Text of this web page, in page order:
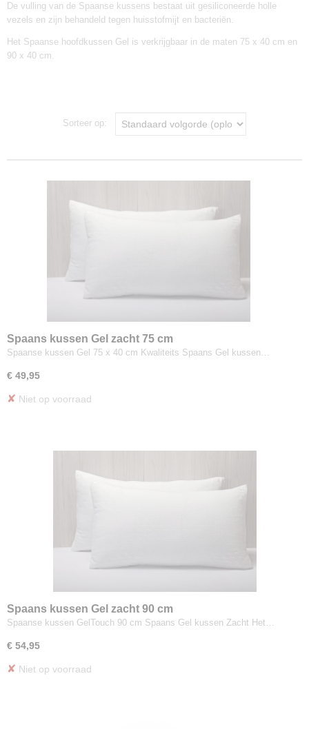
De vulling van de Spaanse kussens bestaat uit gesiliconeerde holle
vezels en zijn behandeld tegen huisstofmijt en bacteriën.
Het Spaanse hoofdkussen Gel is verkrijgbaar in de maten 75 x 40 cm en
90 x 40 cm.
Sorteer op:
Spaans kussen Gel zacht 75 cm
Spaanse kussen Gel 75 x 40 cm Kwaliteits Spaans Gel kussen…
€ 49,95
✘ Niet op voorraad
Spaans kussen Gel zacht 90 cm
Spaanse kussen GelTouch 90 cm Spaans Gel kussen Zacht Het…
€ 54,95
✘ Niet op voorraad